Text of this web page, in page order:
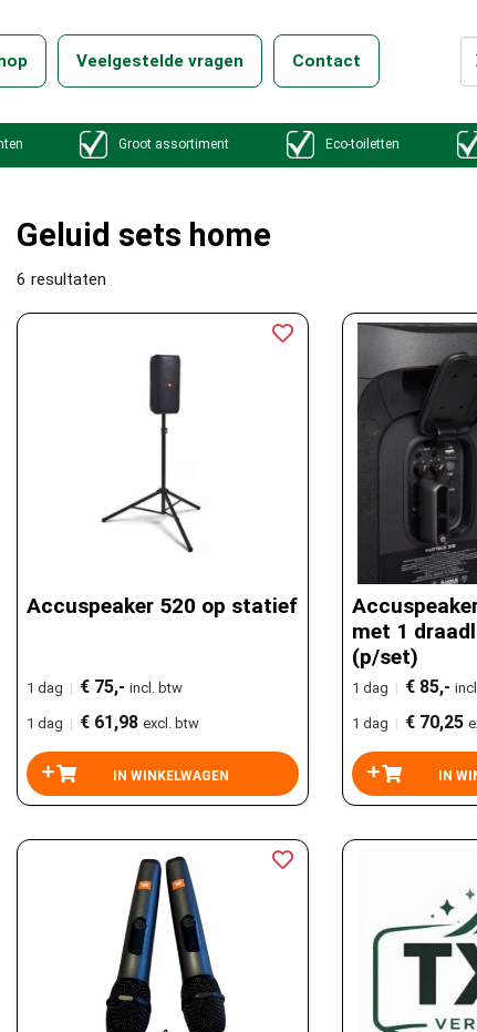
Veelgestelde vragen Contact
Groot assortiment Eco-toiletten
Geluid sets home
6 resultaten
Accuspeaker 520 op statief
1 dag | € 75,- incl. btw
1 dag | € 61,98 excl. btw
met 1
(p/set)
1 dag | € 85,-
1 dag | € 70,25